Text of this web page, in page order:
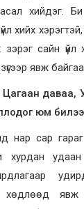
хийдэг. Би
хийх
сайн үйл
явж байгаа
даваа,
юм
нар сар гараг
удаан
хөдлөөд